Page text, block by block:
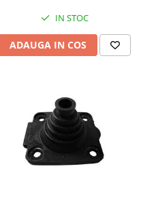
IN STOC
ADAUGA IN COS